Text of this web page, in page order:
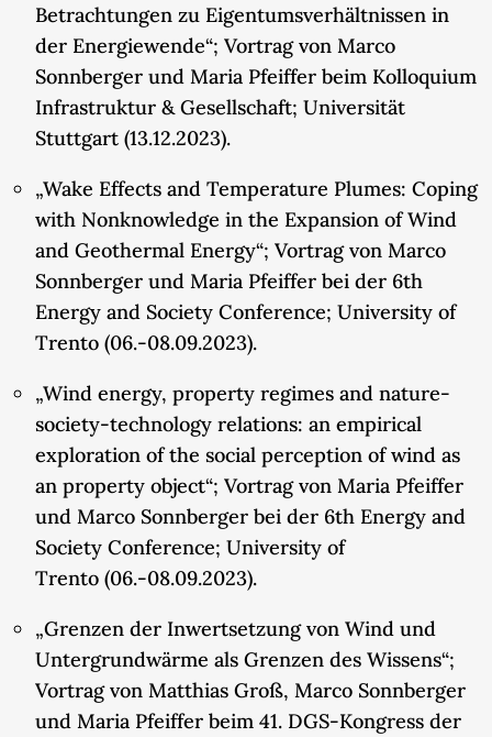
Betrachtungen zu Eigentumsverhältnissen in
der Energiewende“; Vortrag von Marco
Sonnberger und Maria Pfeiffer beim Kolloquium
Infrastruktur & Gesellschaft; Universität
Stuttgart (13.12.2023).
„Wake Effects and Temperature Plumes: Coping
with Nonknowledge in the Expansion of Wind
and Geothermal Energy“; Vortrag von Marco
Sonnberger und Maria Pfeiffer bei der 6th
Energy and Society Conference; University of
Trento (06.-08.09.2023).
„Wind energy, property regimes and nature-
society-technology relations: an empirical
exploration of the social perception of wind as
an property object“; Vortrag von Maria Pfeiffer
und Marco Sonnberger bei der 6th Energy and
Society Conference; University of
Trento (06.-08.09.2023).
„Grenzen der Inwertsetzung von Wind und
Untergrundwärme als Grenzen des Wissens“;
Vortrag von Matthias Groß, Marco Sonnberger
und Maria Pfeiffer beim 41. DGS-Kongress der